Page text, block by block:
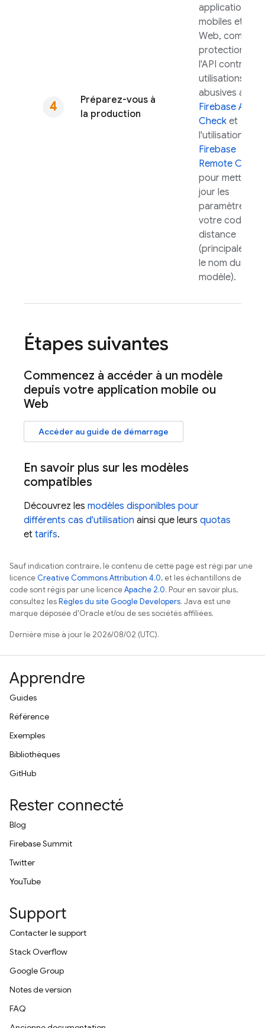
Préparez-vous à
la production
applications
mobiles et
Web, comme la
protection de
l'API contre les
utilisations
abusives avec
Firebase App
Check et
l'utilisation de
Firebase
Remote Config
pour mettre à
jour les
paramètres de
votre code à
distance
(principalement
le nom du
modèle).
Étapes suivantes
Commencez à accéder à un modèle
depuis votre application mobile ou
Web
Accéder au guide de démarrage
En savoir plus sur les modèles
compatibles
Découvrez les modèles disponibles pour
différents cas d'utilisation ainsi que leurs quotas
et tarifs.
Sauf indication contraire, le contenu de cette page est régi par une
licenceCreative Commons Attribution 4.0, et les échantillons de
code sont régis par une licenceApache 2.0. Pour en savoir plus,
consultez lesRègles du site Google Developers. Java est une
marque déposée d'Oracle et/ou de ses sociétés affiliées.
Dernière mise à jour le 2026/08/02 (UTC).
Apprendre
Guides
Référence
Exemples
Bibliothèques
GitHub
Rester connecté
Blog
Firebase Summit
Twitter
YouTube
Support
Contacter le support
Stack Overflow
Google Group
Notes de version
FAQ